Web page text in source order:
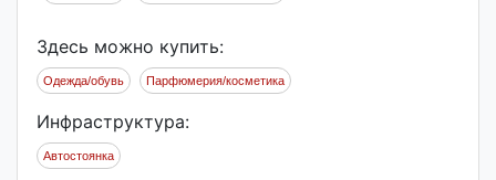
Здесь можно купить:
Одежда/обувь Парфюмерия/косметика
Инфраструктура:
Автостоянка